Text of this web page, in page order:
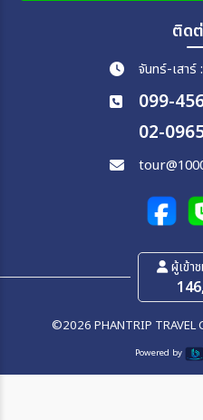
ติด
จันทร์-เสาร์
099-
02-
ผู้เข้า
©2026 PHANTRIP TRAVEL
Powered by